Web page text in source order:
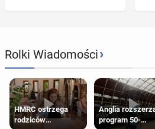
Rolki Wiadomości›
HMRC ostrzega
rodziców
Anglia
program 50-